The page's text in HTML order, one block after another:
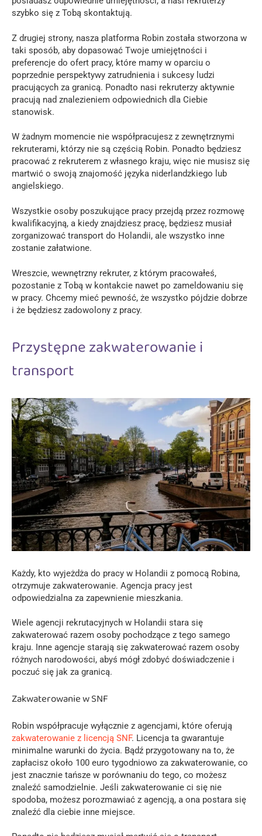
szybko się z Tobą skontaktują.
Z drugiej strony, nasza platforma Robin została stworzona w
taki sposób, aby dopasować Twoje umiejętności i
preferencje do ofert pracy, które mamy w oparciu o
poprzednie perspektywy zatrudnienia i sukcesy ludzi
pracujących za granicą. Ponadto nasi rekruterzy aktywnie
pracują nad znalezieniem odpowiednich dla Ciebie
stanowisk.
W żadnym momencie nie współpracujesz z zewnętrznymi
rekruterami, którzy nie są częścią Robin. Ponadto będziesz
pracować z rekruterem z własnego kraju, więc nie musisz się
martwić o swoją znajomość języka niderlandzkiego lub
angielskiego.
Wszystkie osoby poszukujące pracy przejdą przez rozmowę
kwalifikacyjną, a kiedy znajdziesz pracę, będziesz musiał
zorganizować transport do Holandii, ale wszystko inne
zostanie załatwione.
Wreszcie, wewnętrzny rekruter, z którym pracowałeś,
pozostanie z Tobą w kontakcie nawet po zameldowaniu się
w pracy. Chcemy mieć pewność, że wszystko pójdzie dobrze
i że będziesz zadowolony z pracy.
Przystępne zakwaterowanie i
transport
Każdy, kto wyjeżdża do pracy w Holandii z pomocą Robina,
otrzymuje zakwaterowanie. Agencja pracy jest
odpowiedzialna za zapewnienie mieszkania.
Wiele agencji rekrutacyjnych w Holandii stara się
zakwaterować razem osoby pochodzące z tego samego
kraju. Inne agencje starają się zakwaterować razem osoby
różnych narodowości, abyś mógł zdobyć doświadczenie i
poczuć się jak za granicą.
Zakwaterowanie w SNF
Robin współpracuje wyłącznie z agencjami, które oferują
zakwaterowanie z licencją SNF. Licencja ta gwarantuje
minimalne warunki do życia. Bądź przygotowany na to, że
zapłacisz około 100 euro tygodniowo za zakwaterowanie, co
jest znacznie tańsze w porównaniu do tego, co możesz
znaleźć samodzielnie. Jeśli zakwaterowanie ci się nie
spodoba, możesz porozmawiać z agencją, a ona postara się
znaleźć dla ciebie inne miejsce.